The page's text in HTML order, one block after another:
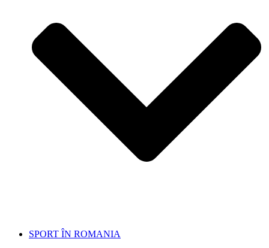
SPORT ÎN ROMANIA